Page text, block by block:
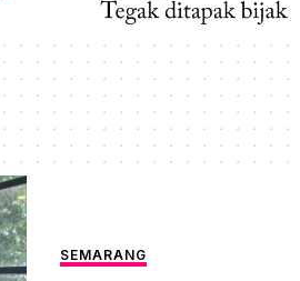
SEMARANG